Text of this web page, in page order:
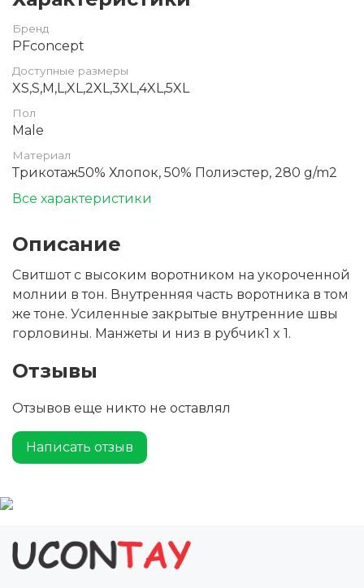
Бренд
PFconcept
Доступные размеры
XS,S,M,L,XL,2XL,3XL,4XL,5XL
Пол
Male
Материал
Трикотаж50% Хлопок, 50% Полиэстер, 280 g/m2
Все характеристики
Описание
Свитшот с высоким воротником на укороченной
молнии в тон. Внутренняя часть воротника в том
же тоне. Усиленные закрытые внутренние швы
горловины. Манжеты и низ в рубчик1 x 1.
Отзывы
Отзывов еще никто не оставлял
Написать отзыв